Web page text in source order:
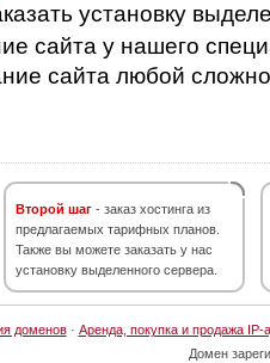
установку
сайта у нашего
сайта любой
Второй шаг - заказ хостинга из
предлагаемых тарифных планов.
Также вы можете заказать у нас
установку выделенного сервера.
доменов· Аренда, покупка и продажа IP-
Домен